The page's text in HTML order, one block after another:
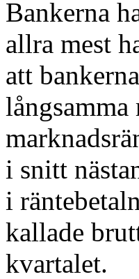
Bankerna
allra mest
att
i snitt
i
kallade
kvartalet.